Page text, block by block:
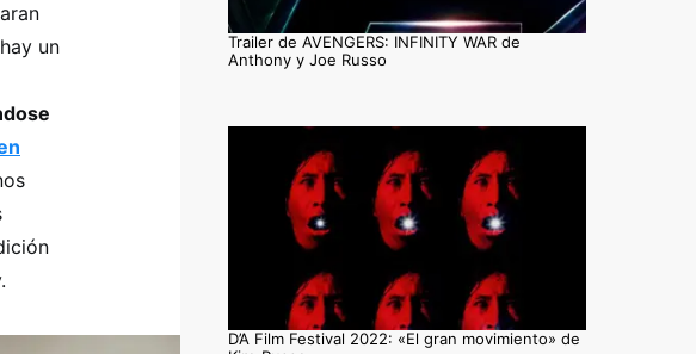
un
Trailer de AVENGERS: INFINITY WAR de
Anthony y Joe Russo
D’A Film Festival 2022: «El gran movimiento» de